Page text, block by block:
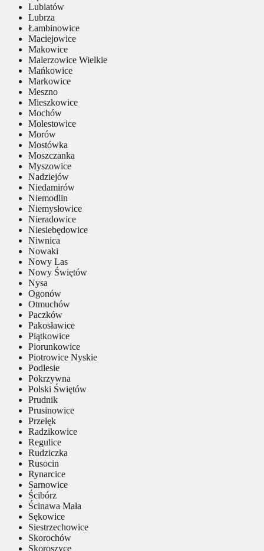
Lubiatów
Lubrza
Łambinowice
Maciejowice
Makowice
Malerzowice Wielkie
Mańkowice
Markowice
Meszno
Mieszkowice
Mochów
Molestowice
Morów
Mostówka
Moszczanka
Myszowice
Nadziejów
Niedamirów
Niemodlin
Niemysłowice
Nieradowice
Niesiebędowice
Niwnica
Nowaki
Nowy Las
Nowy Świętów
Nysa
Ogonów
Otmuchów
Paczków
Pakosławice
Piątkowice
Piorunkowice
Piotrowice Nyskie
Podlesie
Pokrzywna
Polski Świętów
Prudnik
Prusinowice
Przełęk
Radzikowice
Regulice
Rudziczka
Rusocin
Rynarcice
Sarnowice
Ścibórz
Ścinawa Mała
Sękowice
Siestrzechowice
Skorochów
Skoroszyce